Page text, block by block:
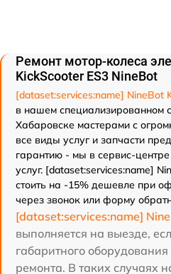
Ремонт мотор-колеса
KickScooter ES3 NineBot
[dataset:services:name] NineBot
в нашем специализированном
Хабаровске мастерами с
все виды услуг и запчасти
гарантию - мы в сервис-
услуг. [dataset:services:name]
стоить на -15% дешевле при
через звонок или форму
[dataset:services:name]
выполняется на выезде,
габаритного
ремонта. В таких случаях